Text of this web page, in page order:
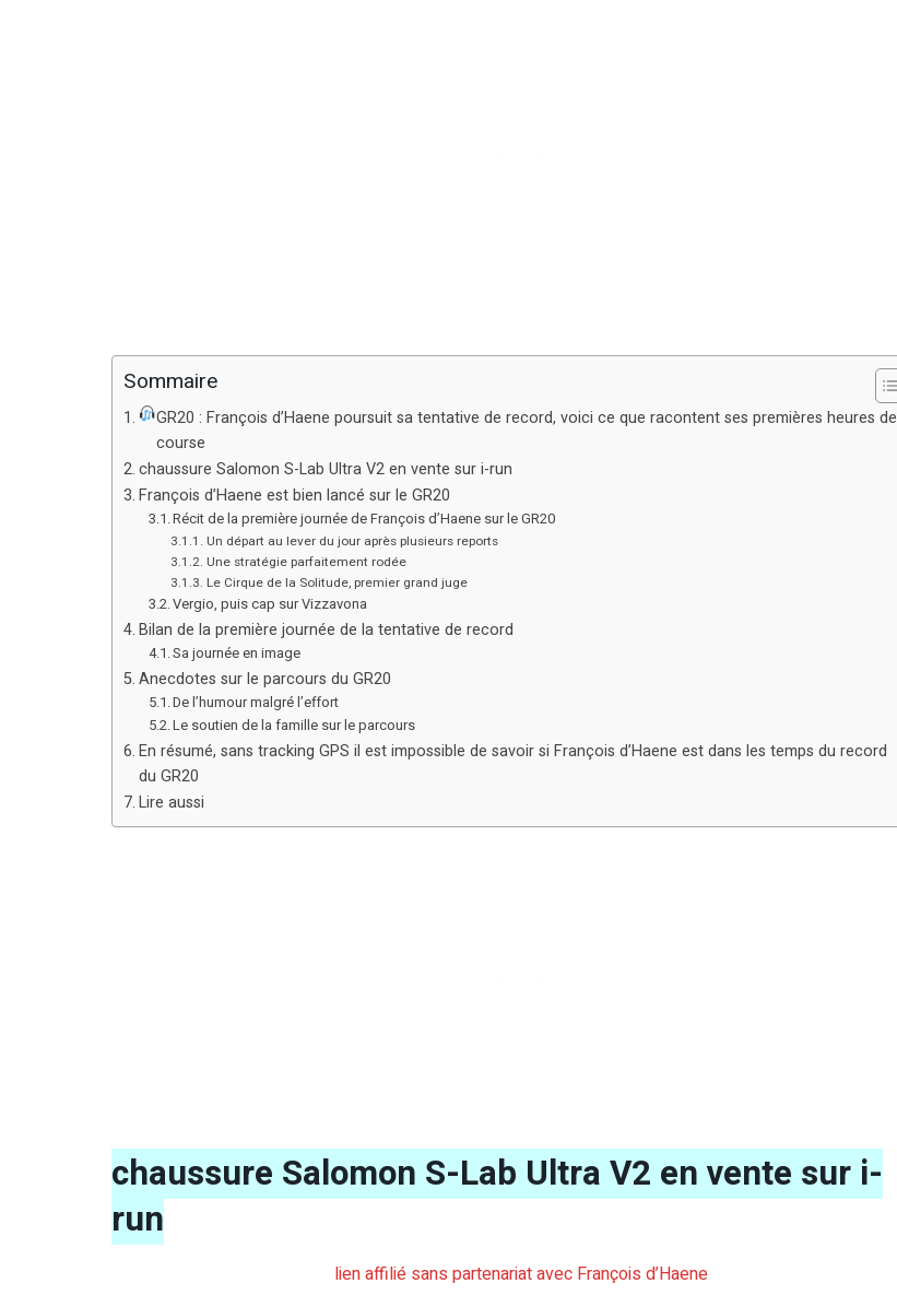
Sommaire
GR20 : François d’Haene poursuit sa tentative de record, voici ce que racontent ses premières heures de
course
chaussure Salomon S-Lab Ultra V2 en vente sur i-run
François d’Haene est bien lancé sur le GR20
Récit de la première journée de François d’Haene sur le GR20
Un départ au lever du jour après plusieurs reports
Une stratégie parfaitement rodée
Le Cirque de la Solitude, premier grand juge
Vergio, puis cap sur Vizzavona
Bilan de la première journée de la tentative de record
Sa journée en image
Anecdotes sur le parcours du GR20
De l’humour malgré l’effort
Le soutien de la famille sur le parcours
En résumé, sans tracking GPS il est impossible de savoir si François d’Haene est dans les temps du record
du GR20
Lire aussi
chaussure Salomon S-Lab Ultra V2 en vente sur i-
run
lien affilié sans partenariat avec François d’Haene